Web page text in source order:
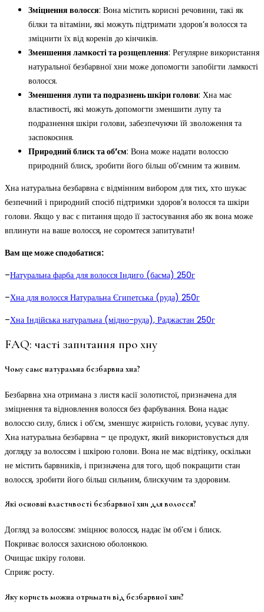
Зміцнення волосся: Вона містить корисні речовини, такі як
білки та вітаміни, які можуть підтримати здоров’я волосся та
зміцнити їх від коренів до кінчиків.
Зменшення ламкості та розщеплення: Регулярне використання
натуральної безбарвної хни може допомогти запобігти ламкості
волосся.
Зменшення лупи та подразнень шкіри голови: Хна має
властивості, які можуть допомогти зменшити лупу та
подразнення шкіри голови, забезпечуючи їй зволоження та
заспокоєння.
Природний блиск та об’єм: Вона може надати волоссю
природний блиск, зробити його більш об’ємним та живим.
Хна натуральна безбарвна є відмінним вибором для тих, хто шукає
безпечний і природний спосіб підтримки здоров’я волосся та шкіри
голови. Якщо у вас є питання щодо її застосування або як вона може
вплинути на ваше волосся, не соромтеся запитувати!
Вам ще може сподобатися:
–Натуральна фарба для волосся Індиго (басма) 250г
–Хна для волосся Натуральна Єгипетська (руда) 250г
–Хна Індійська натуральна (мідно-руда), Раджастан 250г
FAQ: часті запитання про хну
Чому саме натуральна безбарвна хна?
Безбарвна хна отримана з листя касії золотистої, призначена для
зміцнення та відновлення волосся без фарбування. Вона надає
волоссю силу, блиск і об’єм, зменшує жирність голови, усуває лупу.
Хна натуральна безбарвна – це продукт, який використовується для
догляду за волоссям і шкірою голови. Вона не має відтінку, оскільки
не містить барвників, і призначена для того, щоб покращити стан
волосся, зробити його більш сильним, блискучим та здоровим.
Які основні властивості безбарвної хни для волосся?
Догляд за волоссям: зміцнює волосся, надає їм об’єм і блиск.
Покриває волосся захисною оболонкою.
Очищає шкіру голови.
Сприяє росту.
Яку користь можна отримати від безбарвної хни?